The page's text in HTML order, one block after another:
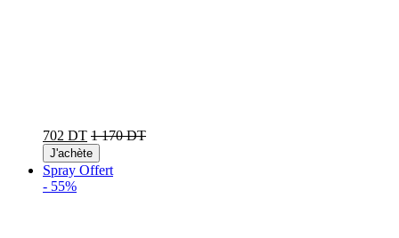
702 DT 1 170 DT
J'achète
Spray Offert
- 55%